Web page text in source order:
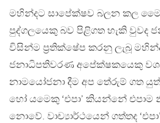
මහින්දට සාපේක්ෂව බලන කල
පුද්ගලයෙකු බව පිළිගත හැකි වුවද
විසින්ම ප්‍රතික්ෂේප කරනු ලැබූ
ජනාධිපතිවරණ අපේක්ෂකයෙකු
නාමයෝජනා දීම අප තේරුම් ගත
හෝ යමෙකු ‘එපා’ කියන්නේ එපාම
නොවේ. වාච්‍යාර්ථයෙන් ගත්තද